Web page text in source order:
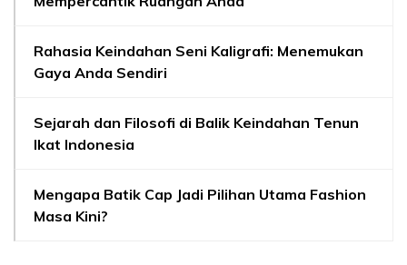
Rahasia Keindahan Seni Kaligrafi: Menemukan
Gaya Anda Sendiri
Sejarah dan Filosofi di Balik Keindahan Tenun
Ikat Indonesia
Mengapa Batik Cap Jadi Pilihan Utama Fashion
Masa Kini?